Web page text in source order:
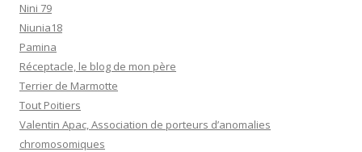
Nini 79
Niunia18
Pamina
Réceptacle, le blog de mon père
Terrier de Marmotte
Tout Poitiers
Valentin Apac, Association de porteurs d’anomalies
chromosomiques